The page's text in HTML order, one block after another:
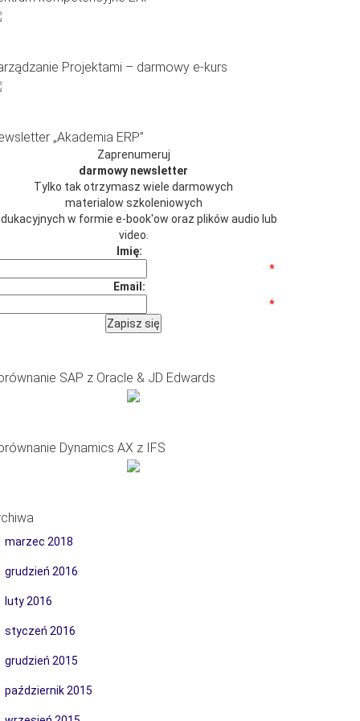
Projektami – darmowy e-kurs
„Akademia ERP”
Zaprenumeruj
darmowy newsletter
Tylko tak otrzymasz wiele darmowych
materialow szkoleniowych
w formie e-book'ow oraz plików audio lub
video.
Imię:
*
Email:
*
SAP z Oracle & JD Edwards
Dynamics AX z IFS
marzec 2018
grudzień 2016
luty 2016
styczeń 2016
grudzień 2015
październik 2015